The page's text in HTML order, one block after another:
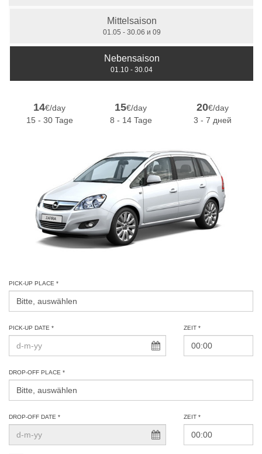
Mittelsaison
01.05 - 30.06 и 09
Nebensaison
01.10 - 30.04
14€/day
15 - 30 Tage
15€/day
8 - 14 Tage
20€/day
3 - 7 дней
PICK-UP PLACE *
PICK-UP DATE * ZEIT *
DROP-OFF PLACE *
DROP-OFF DATE * ZEIT *